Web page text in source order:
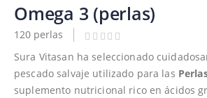
comienzo
de
la
galería
imágenes
Omega 3 (perlas)
120 perlas
Sura Vitasan ha seleccionado
pescado salvaje utilizado para las
suplemento nutricional rico en ácidos